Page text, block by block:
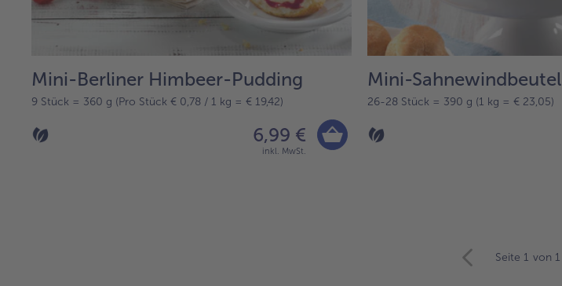
Mini-Berliner Himbeer-Pudding
9 Stück = 360 g (Pro Stück € 0,78 / 1 kg = € 19,42)
6,99 €
inkl. MwSt.
Mini-Sahnewindbeutel
26-28 Stück = 390 g (1 kg = € 23,05)
Seite 1 von 1